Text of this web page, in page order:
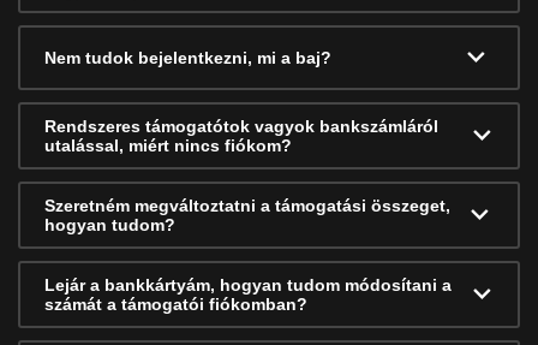
Nem tudok bejelentkezni, mi a baj?
Rendszeres támogatótok vagyok bankszámláról
utalással, miért nincs fiókom?
Szeretném megváltoztatni a támogatási összeget,
hogyan tudom?
Lejár a bankkártyám, hogyan tudom módosítani a
számát a támogatói fiókomban?